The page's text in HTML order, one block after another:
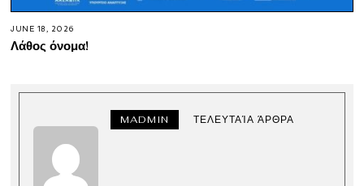
JUNE 18, 2026
Λάθος όνομα!
MADMIN ΤΕΛΕΥΤΑΊΑ ΆΡΘΡΑ